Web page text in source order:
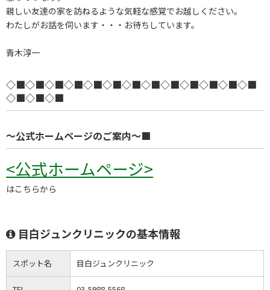
親しい友達の家を訪ねるような気軽な感覚でお越しください。
わたしがお話を伺います・・・お待ちしています。
青木淳一
◇■◇■◇■◇■◇■◇■◇■◇■◇■◇■◇■◇■◇■
◇■◇■◇■
～公式ホームページのご案内～■
<公式ホームページ>
はこちらから
目白ジュンクリニックの基本情報
スポット名 目白ジュンクリニック